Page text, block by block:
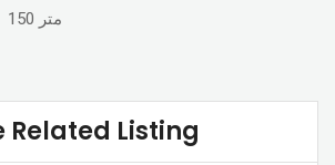
150 متر
Related Listing